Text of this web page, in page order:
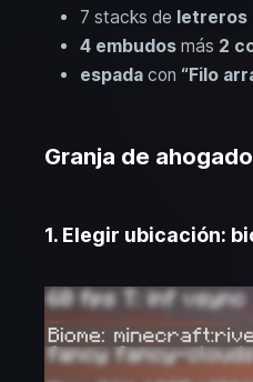
7 stacks de letreros
4 embudosmás 2
espadacon “Filo
Granja de
1. Elegir ubicación: